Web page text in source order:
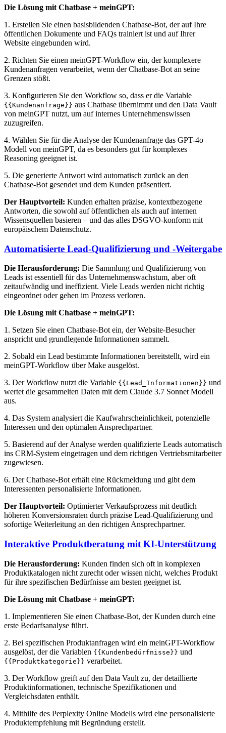
Die Lösung mit Chatbase + meinGPT:
1. Erstellen Sie einen basisbildenden Chatbase-Bot, der auf Ihre
öffentlichen Dokumente und FAQs trainiert ist und auf Ihrer
Website eingebunden wird.
2. Richten Sie einen meinGPT-Workflow ein, der komplexere
Kundenanfragen verarbeitet, wenn der Chatbase-Bot an seine
Grenzen stößt.
3. Konfigurieren Sie den Workflow so, dass er die Variable
{{Kundenanfrage}} aus Chatbase übernimmt und den Data Vault
von meinGPT nutzt, um auf internes Unternehmenswissen
zuzugreifen.
4. Wählen Sie für die Analyse der Kundenanfrage das GPT-4o
Modell von meinGPT, da es besonders gut für komplexes
Reasoning geeignet ist.
5. Die generierte Antwort wird automatisch zurück an den
Chatbase-Bot gesendet und dem Kunden präsentiert.
Der Hauptvorteil: Kunden erhalten präzise, kontextbezogene
Antworten, die sowohl auf öffentlichen als auch auf internen
Wissensquellen basieren – und das alles DSGVO-konform mit
europäischem Datenschutz.
Automatisierte Lead-Qualifizierung und -Weitergabe
Die Herausforderung: Die Sammlung und Qualifizierung von
Leads ist essentiell für das Unternehmenswachstum, aber oft
zeitaufwändig und ineffizient. Viele Leads werden nicht richtig
eingeordnet oder gehen im Prozess verloren.
Die Lösung mit Chatbase + meinGPT:
1. Setzen Sie einen Chatbase-Bot ein, der Website-Besucher
anspricht und grundlegende Informationen sammelt.
2. Sobald ein Lead bestimmte Informationen bereitstellt, wird ein
meinGPT-Workflow über Make ausgelöst.
3. Der Workflow nutzt die Variable {{Lead_Informationen}} und
wertet die gesammelten Daten mit dem Claude 3.7 Sonnet Modell
aus.
4. Das System analysiert die Kaufwahrscheinlichkeit, potenzielle
Interessen und den optimalen Ansprechpartner.
5. Basierend auf der Analyse werden qualifizierte Leads automatisch
ins CRM-System eingetragen und dem richtigen Vertriebsmitarbeiter
zugewiesen.
6. Der Chatbase-Bot erhält eine Rückmeldung und gibt dem
Interessenten personalisierte Informationen.
Der Hauptvorteil: Optimierter Verkaufsprozess mit deutlich
höheren Konversionsraten durch präzise Lead-Qualifizierung und
sofortige Weiterleitung an den richtigen Ansprechpartner.
Interaktive Produktberatung mit KI-Unterstützung
Die Herausforderung: Kunden finden sich oft in komplexen
Produktkatalogen nicht zurecht oder wissen nicht, welches Produkt
für ihre spezifischen Bedürfnisse am besten geeignet ist.
Die Lösung mit Chatbase + meinGPT:
1. Implementieren Sie einen Chatbase-Bot, der Kunden durch eine
erste Bedarfsanalyse führt.
2. Bei spezifischen Produktanfragen wird ein meinGPT-Workflow
ausgelöst, der die Variablen {{Kundenbedürfnisse}} und
{{Produktkategorie}} verarbeitet.
3. Der Workflow greift auf den Data Vault zu, der detaillierte
Produktinformationen, technische Spezifikationen und
Vergleichsdaten enthält.
4. Mithilfe des Perplexity Online Modells wird eine personalisierte
Produktempfehlung mit Begründung erstellt.